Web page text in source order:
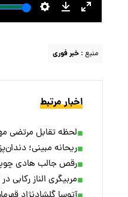
منبع : خبر فوری
اخبار مرتبط
لحظه تقابل مرتضی
ریحانه مبینی؛
رقص جالب هادی
مربیگری الناز رکابی